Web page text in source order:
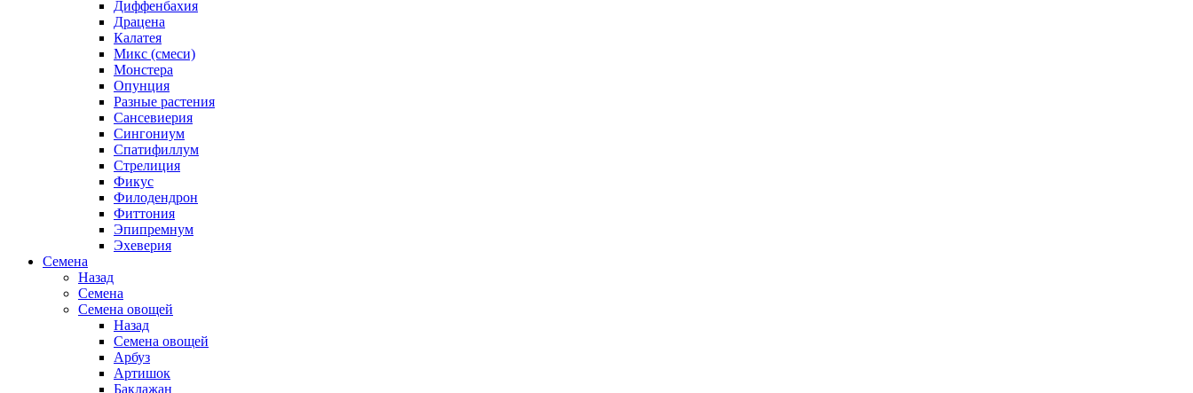
Диффенбахия
Драцена
Калатея
Микс (смеси)
Монстера
Опунция
Разные растения
Сансевиерия
Сингониум
Спатифиллум
Стрелиция
Фикус
Филодендрон
Фиттония
Эпипремнум
Эхеверия
Семена
Назад
Семена
Семена овощей
Назад
Семена овощей
Арбуз
Артишок
Баклажан